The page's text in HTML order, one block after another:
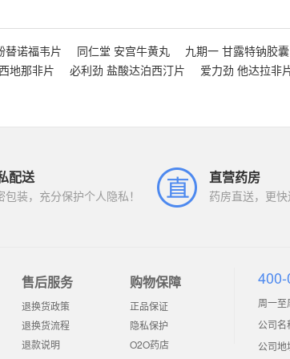
替诺福韦片 同仁堂 安宫牛黄丸 九期一 甘露特钠胶囊
地那非片 必利劲 盐酸达泊西汀片 爱力劲 他达拉非
配送
包装，充分保护个人隐私！
直营药房
药房直送，更快
售后服务
退换货政策
退换货流程
退款说明
购物保障
正品保证
隐私保护
O2O药店
周一
公司名
公司